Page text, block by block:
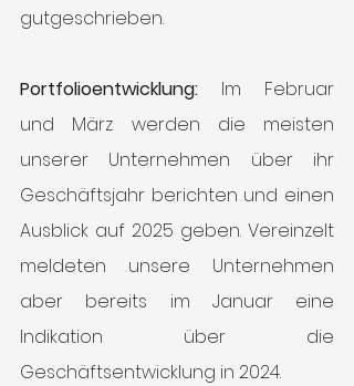
gutgeschrieben.
Portfolioentwicklung: Im Februar
und März werden die meisten
unserer Unternehmen über ihr
Geschäftsjahr berichten und einen
Ausblick auf 2025 geben. Vereinzelt
meldeten unsere Unternehmen
aber bereits im Januar eine
Indikation über die
Geschäftsentwicklung in 2024.